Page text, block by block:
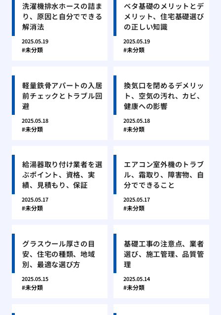
洗濯機排水ホースの詰ま
り、原因と自分でできる
解消法
2025.05.19
未分類
ベタ基礎のメリットとデ
メリット、住宅基礎選び
の正しい知識
2025.05.19
未分類
軽量鉄骨アパートの入居
前チェックとトラブル回
避
2025.05.18
未分類
換気口を閉めるデメリッ
ト、空気の汚れ、カビ、
健康への影響
2025.05.18
未分類
給湯器取り付け業者を選
ぶポイント、資格、実
績、見積もり、保証
2025.05.17
未分類
エアコン室外機のトラブ
ル、霜取り、障害物、自
分でできること
2025.05.17
未分類
グラスウール厚さの目
安、住宅の種類、地域
別、最適な選び方
2025.05.15
未分類
基礎工事の注意点、業者
選び、施工管理、品質管
理
2025.05.14
未分類